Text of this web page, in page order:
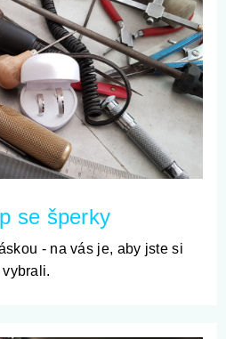
se šperky
- na vás je, aby jste si
vybrali.